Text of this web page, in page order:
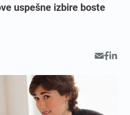
uspešne izbire boste